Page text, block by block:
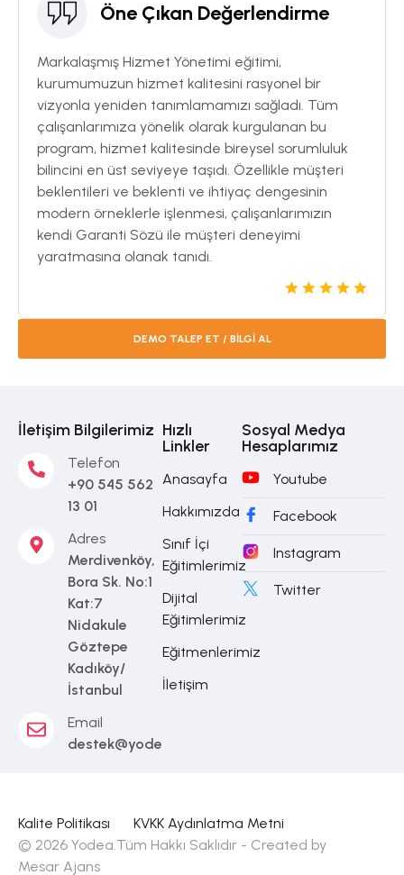
Öne Çıkan Değerlendirme
Markalaşmış Hizmet Yönetimi eğitimi,
kurumumuzun hizmet kalitesini rasyonel bir
vizyonla yeniden tanımlamamızı sağladı. Tüm
çalışanlarımıza yönelik olarak kurgulanan bu
program, hizmet kalitesinde bireysel sorumluluk
bilincini en üst seviyeye taşıdı. Özellikle müşteri
beklentileri ve beklenti ve ihtiyaç dengesinin
modern örneklerle işlenmesi, çalışanlarımızın
kendi Garanti Sözü ile müşteri deneyimi
yaratmasına olanak tanıdı.
DEMO TALEP ET / BİLGİ AL
İletişim Bilgilerimiz
Telefon
+90 545 562
13 01
Adres
Merdivenköy,
Bora Sk. No:1
Kat:7
Nidakule
Göztepe
Kadıköy/
İstanbul
Email
destek@yodea.com.tr
Hızlı
Linkler
Anasayfa
Hakkımızda
Sınıf İçi
Eğitimlerimiz
Dijital
Eğitimlerimiz
Eğitmenlerimiz
İletişim
Sosyal Medya
Hesaplarımız
Youtube
Facebook
Instagram
Twitter
Kalite Politikası
KVKK Aydınlatma Metni
© 2026 Yodea.Tüm Hakkı Saklıdır - Created by
Mesar Ajans